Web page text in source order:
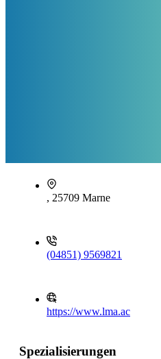
, 25709 Marne
(04851) 9569821
https://www.lma.ac
Spezialisierungen